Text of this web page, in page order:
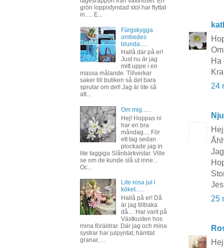
Ha
24
25
grön loppisfyndad stol har flyttat
in..... E...
Färgskygga
ombedes
blunda.....
Hallå där på er!
Just nu är jag
mitt uppe i en
massa målande. Tillverkar
saker till butiken så det bara
sprutar om det! Jag är lite så
att...
Om mig......
Hej! Hoppas ni
har en bra
måndag.... För
ett tag sedan
plockade jag in
lite taggiga Slånbärkvistar. Ville
se om de kunde slå ut inne...
Oc...
Lite rosa jul i
köket......
Hallå på er! Då
är jag tillbaka
då.... Har varit på
Västkusten hos
mina föräldrar. Där jag och mina
systrar har julpyntat, hämtat
granar, ...